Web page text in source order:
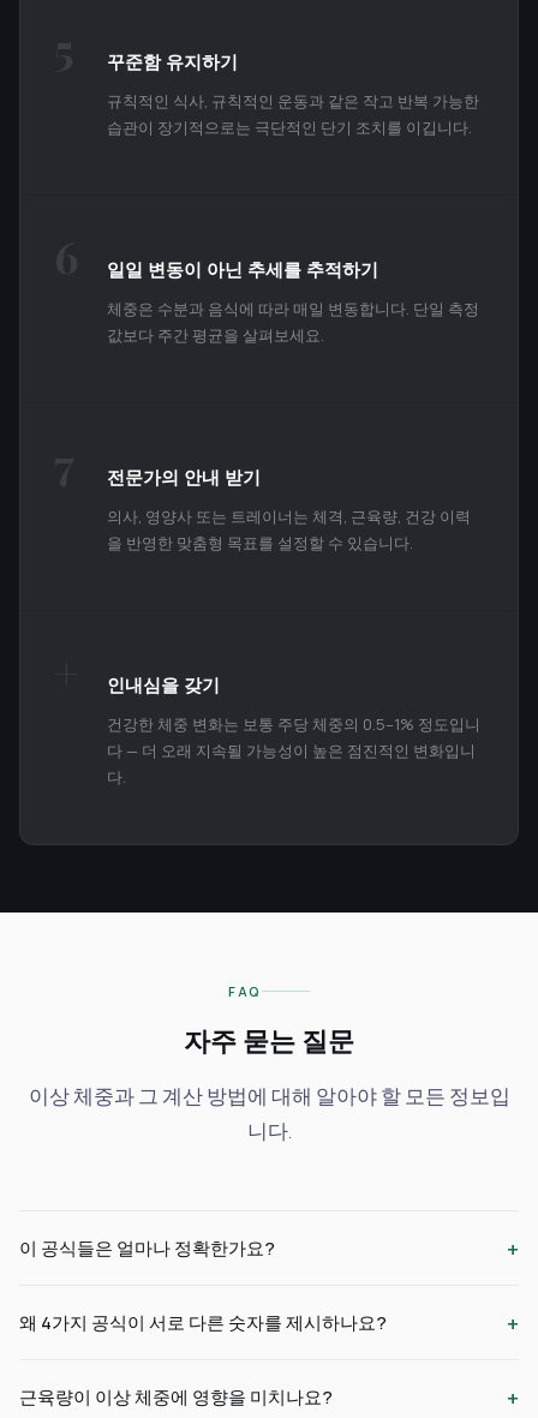
꾸준함 유지하기
규칙적인 식사, 규칙적인 운동과 같은 작고 반복 가능한
습관이 장기적으로는 극단적인 단기 조치를 이깁니다.
일일 변동이 아닌 추세를 추적하기
체중은 수분과 음식에 따라 매일 변동합니다. 단일 측정
값보다 주간 평균을 살펴보세요.
전문가의 안내 받기
의사, 영양사 또는 트레이너는 체격, 근육량, 건강 이력
을 반영한 맞춤형 목표를 설정할 수 있습니다.
인내심을 갖기
건강한 체중 변화는 보통 주당 체중의 0.5–1% 정도입니
다 — 더 오래 지속될 가능성이 높은 점진적인 변화입니
다.
FAQ
자주 묻는 질문
이상 체중과 그 계산 방법에 대해 알아야 할 모든 정보입
니다.
이 공식들은 얼마나 정확한가요? +
왜 4가지 공식이 서로 다른 숫자를 제시하나요? +
근육량이 이상 체중에 영향을 미치나요? +